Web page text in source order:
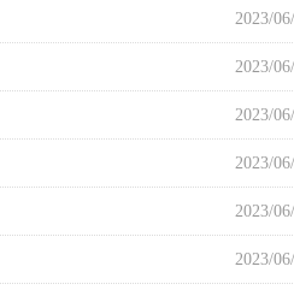
2023/
2023/
2023/
2023/
2023/
2023/